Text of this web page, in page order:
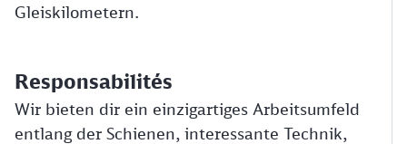
Gleiskilometern.
Responsabilités
Wir bieten dir ein einzigartiges Arbeitsumfeld
entlang der Schienen, interessante Technik,